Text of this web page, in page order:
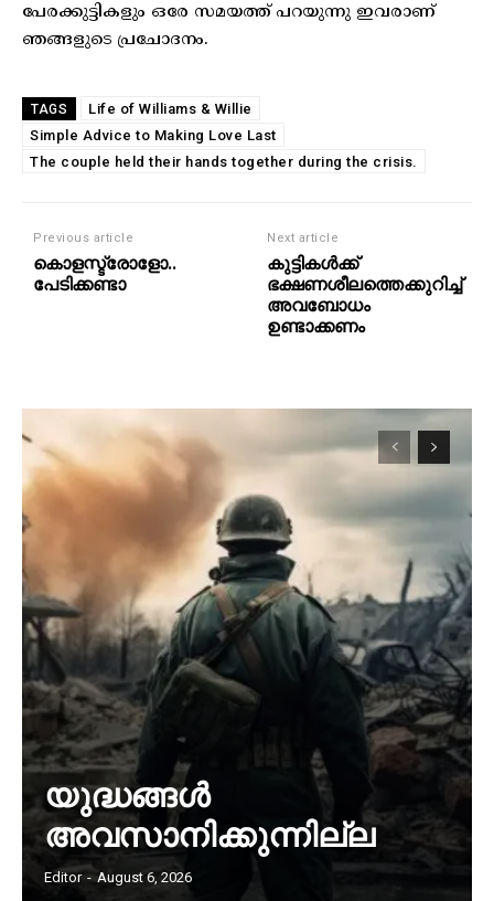
പേരക്കുട്ടികളും ഒരേ സമയത്ത് പറയുന്നു ഇവരാണ്
ഞങ്ങളുടെ പ്രചോദനം.
TAGS
Life of Williams & Willie
Simple Advice to Making Love Last
The couple held their hands together during the crisis.
Previous article
കൊളസ്ട്രോളോ..
പേടിക്കണ്ടാ
Next article
കുട്ടികള്‍ക്ക്
ഭക്ഷണശീലത്തെക്കുറിച്ച്
അവബോധം
ഉണ്ടാക്കണം
യുദ്ധങ്ങൾ
അവസാനിക്കുന്നില്ല
Editor - August 6, 2026